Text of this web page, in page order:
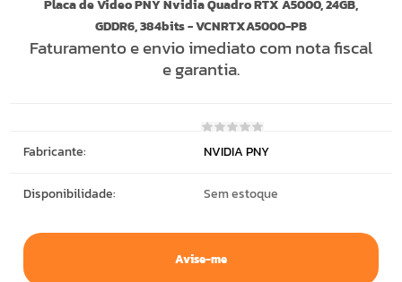
Placa de Video PNY Nvidia Quadro RTX A5000, 24GB,
GDDR6, 384bits - VCNRTXA5000-PB
Faturamento e envio imediato com nota fiscal
e garantia.
Fabricante: NVIDIA PNY
Disponibilidade: Sem estoque
Avise-me